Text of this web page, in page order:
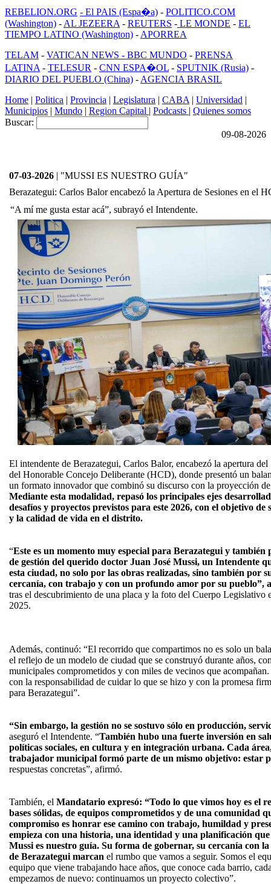
REBELION.ORG - El PAIS (Espa�a) - POLITICO.COM
(Washington) - AL JEZEERA - REUTERS - LE MONDE - EL
TIEMPO LATINO (Washington) - APORREA
TELAM - VATICAN NEWS - BBC MUNDO - PRENSA
LATINA - TELESUR - CNN ESPA�OL - SPUTNIK (Rusia) -
DIARIO DEL PUEBLO (China) - AGENCIA BRASIL
Home | Politica | Provincia | Legislatura | CABA | Universidad |
Municipios | Mundo | Region Capital | Podcasts | Quienes somos
Buscar:
09-08-2026
07-03-2026 | "MUSSI ES NUESTRO GUÍA"
Berazategui: Carlos Balor encabezó la Apertura de Sesiones en el
“A mí me gusta estar acá”, subrayó el Intendente.
El intendente de Berazategui, Carlos Balor, encabezó la apertura
del Honorable Concejo Deliberante (HCD), donde presentó un
un formato innovador que combinó su discurso con la proyección
Mediante esta modalidad, repasó los principales ejes
desafíos y proyectos previstos para este 2026, con el objetivo
y la calidad de vida en el distrito.
“Este es un momento muy especial para Berazategui y
de gestión del querido doctor Juan José Mussi, un Intendente
esta ciudad, no solo por las obras realizadas, sino también por
cercanía, con trabajo y con un profundo amor por su pueblo”,
tras el descubrimiento de una placa y la foto del Cuerpo Legislativo
2025.
Además, continuó: “El recorrido que compartimos no es solo un
el reflejo de un modelo de ciudad que se construyó durante años,
municipales comprometidos y con miles de vecinos que
con la responsabilidad de cuidar lo que se hizo y con la promesa
para Berazategui”.
“Sin embargo, la gestión no se sostuvo sólo en producción,
aseguró el Intendente. “También hubo una fuerte inversión en
políticas sociales, en cultura y en integración urbana. Cada
trabajador municipal formó parte de un mismo objetivo: estar
respuestas concretas”, afirmó.
También, el Mandatario expresó: “Todo lo que vimos hoy es el
bases sólidas, de equipos comprometidos y de una comunidad
compromiso es honrar ese camino con trabajo, humildad y
empieza con una historia, una identidad y una planificación
Mussi es nuestro guía. Su forma de gobernar, su cercanía con
de Berazategui marcan el rumbo que vamos a seguir. Somos el
equipo que viene trabajando hace años, que conoce cada barrio,
empezamos de nuevo: continuamos un proyecto colectivo”.